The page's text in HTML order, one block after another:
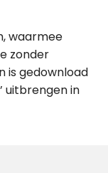
waarmee
zonder
is gedownload
uitbrengen in